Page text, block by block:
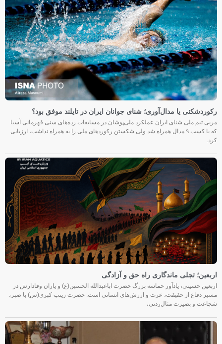
رکوردشکنی یا مدال‌آوری؛ شنای جوانان ایران در تایلند موفق بود؟
مربی تیم ملی شنای ایران عملکرد ملی‌پوشان در مسابقات رده‌های سنی قهرمانی آسیا
که با کسب ۹ مدال همراه شد ولی شکستن رکوردهای ملی را به همراه نداشت، ارزیابی
کرد.
اربعین؛ تجلی ماندگاری راه حق و آزادگی
اربعین حسینی، یادآور حماسه بزرگ حضرت اباعبدالله الحسین(ع) و یاران وفادارش در
مسیر دفاع از حقیقت، عزت و ارزش‌های انسانی است. حضرت زینب کبری(س) با صبر،
شجاعت و بصیرت مثال‌زدنی،